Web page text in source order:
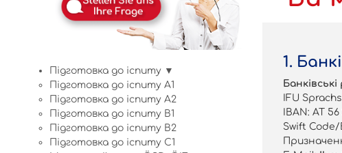
Підготовка до іспиту ▼
Підготовка до іспиту A1
Підготовка до іспиту A2
Підготовка до іспиту B1
Підготовка до іспиту B2
Підготовка до іспиту C1
1.
IFU
IBAN: AT 56
Swift Code/